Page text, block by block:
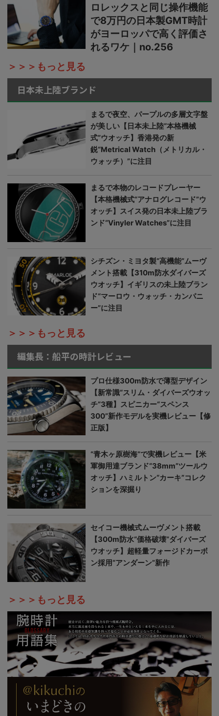
ロレックスと同じ操作機能
で8万円の日本製GMT時計
がヨーロッパで高く評価さ
れるワケ｜no.256
＞＞＞もっと見る
日本未上陸ブランド
まるで夜空、パープルの多層文字盤
が美しい【日本未上陸“本格機械
式”ウオッチ】香港発の新
鋭“Metrical Watch（メトリカル・
ウォッチ）”に注目
まるで本物のレコードプレーヤー
【本格機械式“アナログレコード”ウ
オッチ】スイス発の日本未上陸ブラ
ンド“Vinyler Watches”に注目
シチズン・ミヨタ製“高機能”ムーヴ
メント搭載【310m防水ダイバーズ
ウオッチ】イギリスの未上陸ブラン
ド“マーロウ・ウォッチ・カンパニ
ー”に注目
＞＞＞もっと見る
編集長：船平の時計レビュー
プロ仕様300m防水で薄型デザイン
【新常識“スリム・ダイバーズウオッ
チ”3種】スピニカー“スペンス
300”新作モデルを実機レビュー【修
正版】
“青木ヶ原樹海”で実機レビュー【米
軍御用達ブランド“38mm”ツールウ
オッチ】ハミルトン“カーキ”コレク
ションを深掘り
セイコー機械式ムーヴメント搭載
【300m防水“価格破壊”ダイバーズ
ウオッチ】超軽量フォージドカーボ
ン採用“アンダーン”新作
＞＞＞もっと見る